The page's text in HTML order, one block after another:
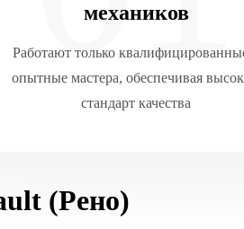
механиков
Работают только
опытные мастера, обеспечивая
стандарт качества
(Рено)